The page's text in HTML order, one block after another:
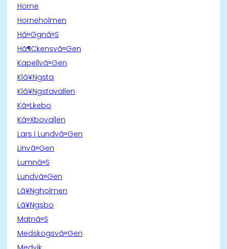
Horne
Horneholmen
Hã¤Ggnã¤S
Hã¶Ckensvã¤Gen
Kapellvã¤Gen
Klã¥Ngsta
Klã¥Ngstavallen
Kã¤Lkebo
Kã¤Xbovallen
Lars I Lundvã¤Gen
Linvã¤Gen
Lumnã¤S
Lundvã¤Gen
Lã¥Ngholmen
Lã¥Ngsbo
Matnã¤S
Medskogsvã¤Gen